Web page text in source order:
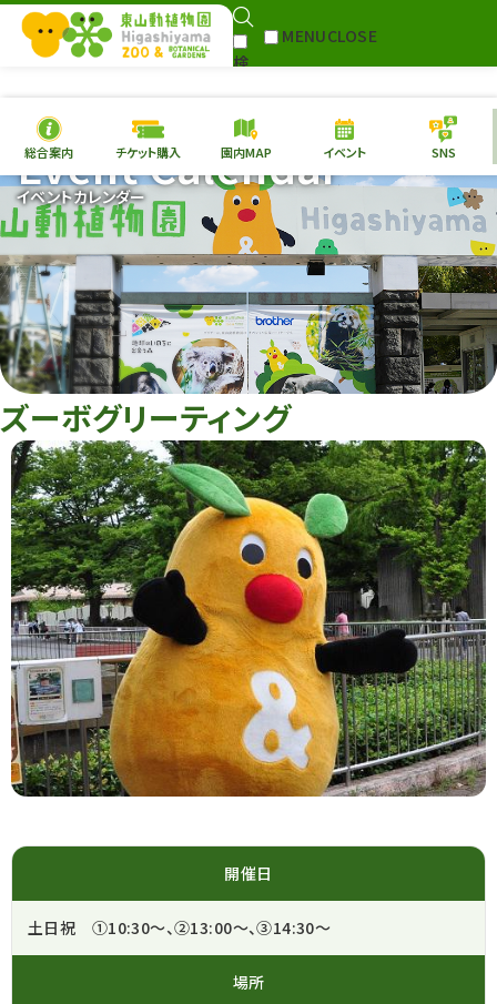
検
MENUCLOSE
本日の開園情報 チケ
園内MAP イベント
総合案内
動物園 植物園
再生プラン
東山動植物園
への支援
環境教育
サイトマップ
Follow
総合案内 チケット購入 園内MAP イベント SNS
イベントカレンダー
Event Calendar
ズーボグリーティング
開催日
土日祝 ①10:30～、②13:00～、③14:30～
場所